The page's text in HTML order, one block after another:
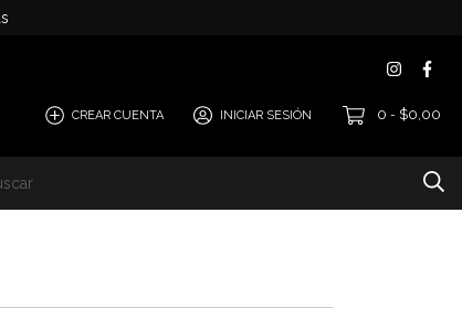
CREAR CUENTA INICIAR SESIÓN 0 - $0,00